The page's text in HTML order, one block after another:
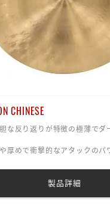
CHINESE
な反り返りが特徴の極薄でダ
厚めで衝撃的なアタックのパ
製品詳細